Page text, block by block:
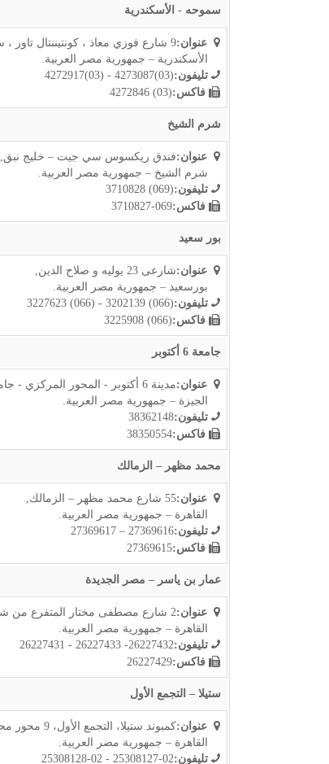
سموحه - الأسكندرية
عنوان:9 شارع فوزي معاذ ، كونتيننتال تاور ، سموحة,
الأسكندرية – جمهورية مصر العربية.
تليفون:(03)4273087 - (03)4272917
فاكس:(03) 4272846
شرم الشيخ
عنوان:فندق ريكسوس سي جيت – خليج نبق,
شرم الشيخ – جمهورية مصر العربية.
تليفون:(069) 3710828
فاكس:069-3710827
بور سعيد
عنوان:شارعى 23 يوليه و صلاح الدين,
بورسعيد – جمهورية مصر العربية.
تليفون:(066) 3202139 - (066) 3227623
فاكس:(066) 3225908
جامعة 6 أكتوبر
عنوان:مدينة 6 أكتوبر - المحور المركزي - جامعة 6 اكتوبر- قطعة 1/1 - المبنى التجاري - الدور الثاني,
الجيزة – جمهورية مصر العربية.
تليفون:38362148
فاكس:38350554
محمد مظهر – الزمالك
عنوان:55 شارع محمد مظهر – الزمالك,
القاهرة – جمهورية مصر العربية.
تليفون:27369616 – 27369617
فاكس:27369615
عمار بن ياسر – مصر الجديدة
عنوان:2 شارع مصطفى مختار المتفرع من شارع عمار بن ياسر – مصر الجديدة,
القاهرة – جمهورية مصر العربية.
تليفون:26227432- 26227433 - 26227431
فاكس:26227429
ستيلا – التجمع الأول
عنوان:كمبوند ستيلا، التجمع الأول، 9 محور محمد نجيب، بجوار ووتر واي,
القاهرة – جمهورية مصر العربية.
تليفون:02-25308127 - 02-25308128